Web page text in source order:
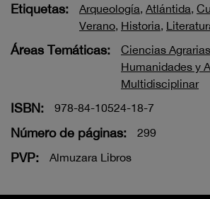
Etiquetas: Arqueología, Atlántida,
Verano, Historia,
Áreas Temáticas: Ciencias
Humanidades y
Multidisciplinar
ISBN: 978-84-10524-18-7
Número de páginas: 299
PVP: Almuzara Libros